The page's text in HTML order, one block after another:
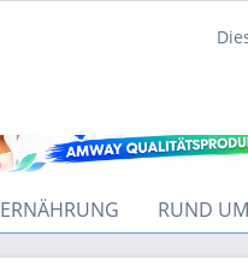
ERNÄHRUNG RUND